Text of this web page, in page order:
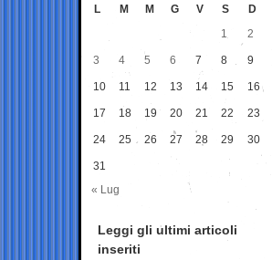
L M M G V S
D
1
2
3 4 5 6 7 8 9
10 11 12 13 14 15 16
17 18 19 20 21 22 23
24 25 26 27 28 29 30
31
« Lug
Leggi gli ultimi articoli
inseriti